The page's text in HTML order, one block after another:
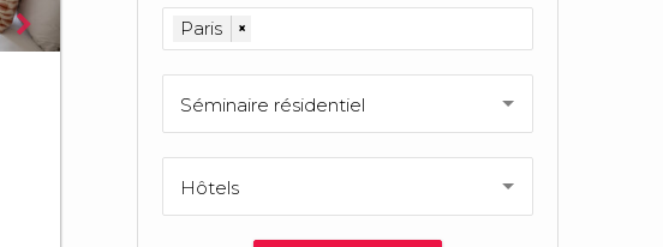
Paris ×
Séminaire résidentiel
Hôtels